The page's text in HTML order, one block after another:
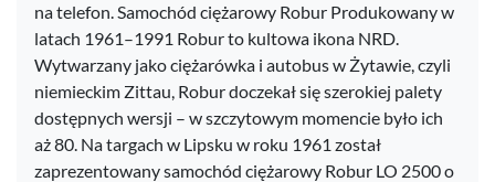
na telefon. Samochód ciężarowy Robur Produkowany w
latach 1961–1991 Robur to kultowa ikona NRD.
Wytwarzany jako ciężarówka i autobus w Żytawie, czyli
niemieckim Zittau, Robur doczekał się szerokiej palety
dostępnych wersji – w szczytowym momencie było ich
aż 80. Na targach w Lipsku w roku 1961 został
zaprezentowany samochód ciężarowy Robur LO 2500 o